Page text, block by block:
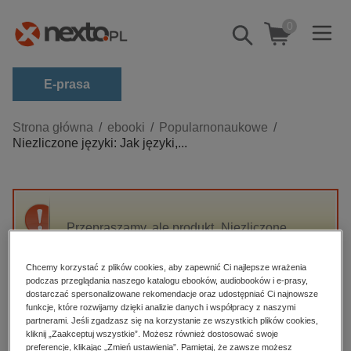
Pokaż/schowaj
wyszukiwarkę
0
E-prasa
Kategorie
Zobacz wszystkie E-prasa
budownictwo, aranżacja wnętrz
darmowe wydania
edukacja
hobby, sport, rozrywka
komputery, internet, technologie, informatyka
Strona główna ebooki
Popularnonaukowe
Niezliczone języki: Jak języki,...
Przepraszamy, ale produkt „Niezliczone
High-contrast mode
Polecane
Chcemy korzystać z plików cookies, aby zapewnić Ci najlepsze wrażenia
podczas przeglądania naszego katalogu ebooków, audiobooków i e-prasy,
dostarczać spersonalizowane rekomendacje oraz udostępniać Ci najnowsze
funkcje, które rozwijamy dzięki analizie danych i współpracy z naszymi
partnerami. Jeśli zgadzasz się na korzystanie ze wszystkich plików cookies,
kliknij „Zaakceptuj wszystkie”. Możesz również dostosować swoje
preferencje, klikając „Zmień ustawienia”. Pamiętaj, że zawsze możesz